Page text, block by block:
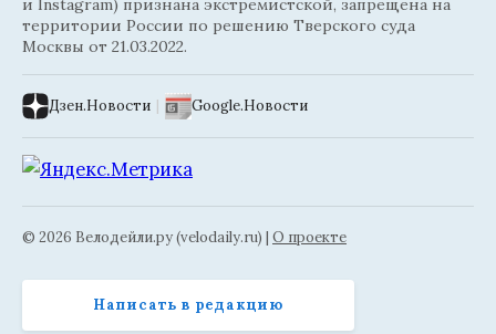
и Instagram) признана экстремистской, запрещена на
территории России по решению Тверского суда
Москвы от 21.03.2022.
Дзен.Новости | Google.Новости
© 2026 Велодейли.ру (velodaily.ru) | О проекте
Написать в редакцию